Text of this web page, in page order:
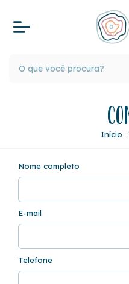
Início
Nome completo
E-mail
Telefone